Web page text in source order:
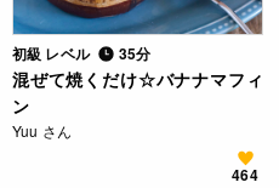
初級 レベル 35分
混ぜて焼くだけ☆バナナマフィ
ン
Yuu さん
464